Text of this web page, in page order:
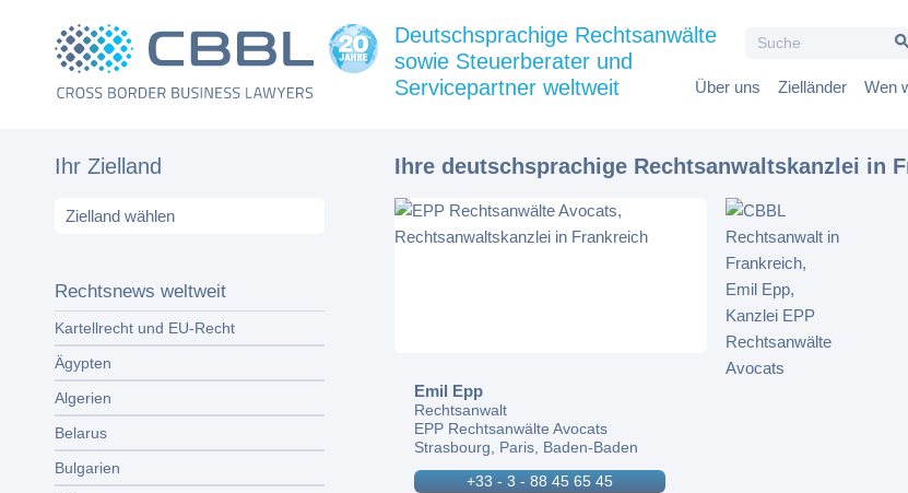
for:
Über uns Zielländer Wen
Deutschsprachige Rechtsanwälte
sowie Steuerberater und
Servicepartner weltweit
Ihr Zielland
Rechtsnews weltweit
Kartellrecht und EU-Recht
Ägypten
Algerien
Belarus
Bulgarien
Ihre deutschsprachige Rechtsanwaltskanzlei in
Emil Epp
Rechtsanwalt
EPP Rechtsanwälte Avocats
Strasbourg, Paris, Baden-Baden
+33 - 3 - 88 45 65 45